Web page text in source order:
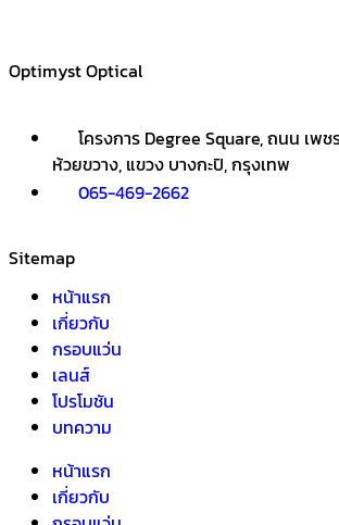
Optimyst Optical
โครงการ Degree Square, ถนน เพช
ห้วยขวาง, แขวง บางกะปิ, กรุงเทพ
065-469-2662
Sitemap
หน้าแรก
เกี่ยวกับ
กรอบแว่น
เลนส์
โปรโมชัน
บทความ
หน้าแรก
เกี่ยวกับ